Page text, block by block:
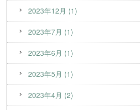
2023年12月 (1)
2023年7月 (1)
2023年6月 (1)
2023年5月 (1)
2023年4月 (2)